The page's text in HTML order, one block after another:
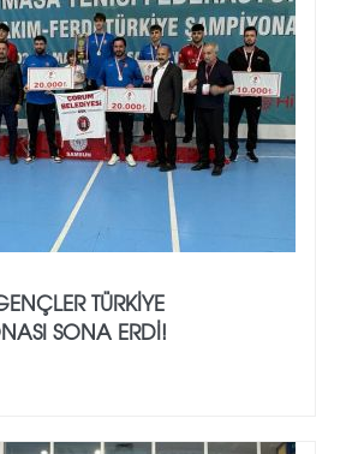
TÜRKIYE
SONA ERDI!